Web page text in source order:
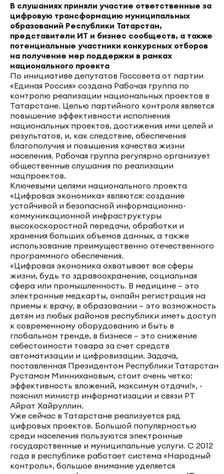
В слушаниях приняли участие ответственные за
цифровую трансформацию муниципальных
образований Республики Татарстан,
представители ИТ и бизнес сообществ, а также
потенциальные участники конкурсных отборов
на получение мер поддержки в рамках
национального проекта
По инициативе депутатов Госсовета от партии
«Единая Россия» создана Рабочая группа по
контролю реализации национальных проектов в
Татарстане. Целью партийного контроля является
повышение эффективности исполнения
национальных проектов, достижения ими целей и
результатов, и, как следствие, обеспечения
благополучия и повышения качества жизни
населения. Рабочая группа регулярно организует
общественные слушания по реализации
нацпроектов.
Ключевыми целями национального проекта
«Цифровая экономика» являются: создание
устойчивой и безопасной информационно-
коммуникационной инфраструктуры
высокоскоростной передачи, обработки и
хранения больших объемов данных, а также
использование преимущественно отечественного
программного обеспечения.
«Цифровая экономика охватывает все сферы
жизни, будь то здравоохранение, социальная
сфера или промышленность. В медицине – это
электронные медкарты, онлайн регистрация на
приемы к врачу, в образовании – это возможность
детям из любых районов республики иметь доступ
к современному оборудованию и быть в
глобальном тренде, в бизнесе – это снижение
себестоимости товара за счет средств
автоматизации и цифровизации. Задача,
поставленная Президентом Республики Татарстан
Рустамом Миннихановым, стоит очень четко:
эффективность вложений, максимум отдачи!», -
пояснил министр информатизации и связи РТ
Айрат Хайруллин.
Уже сейчас в Татарстане реализуется ряд
цифровых проектов. Большой популярностью
среди населения пользуются электронные
государственные и муниципальные услуги. С 2012
года в республике работает система «Народный
контроль», большое внимание уделяется